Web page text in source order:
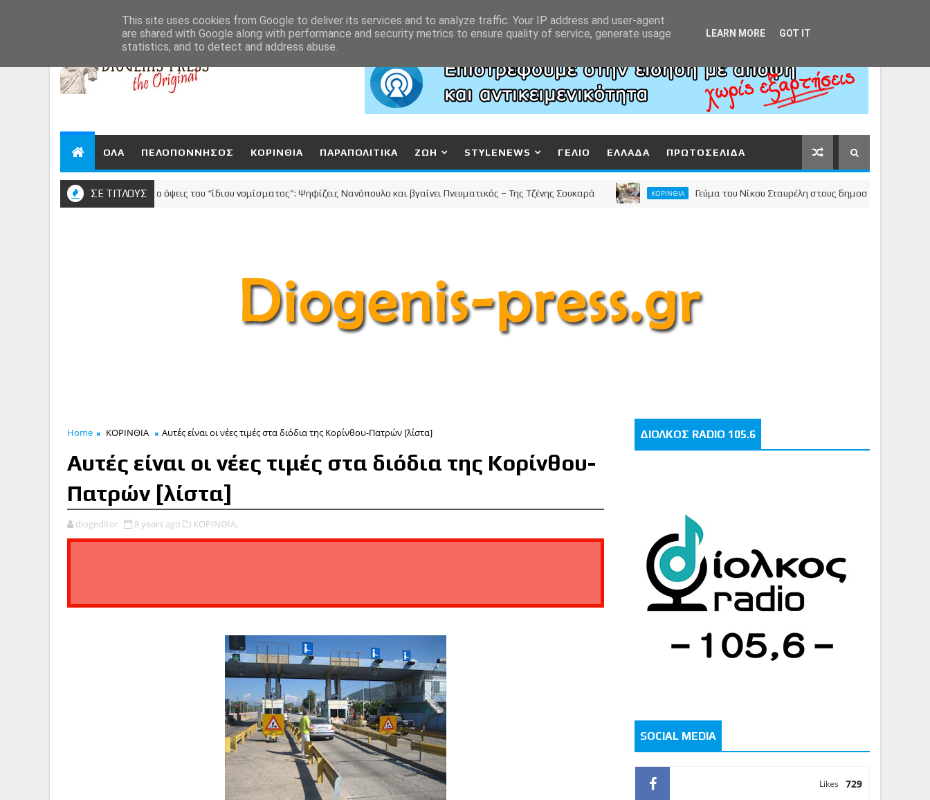
ΟΛΑ ΠΕΛΟΠΟΝΝΗΣΟΣ ΚΟΡΙΝΘΙΑ ΠΑΡΑΠΟΛΙΤΙΚΑ ΖΩΗ STYLENEWS ΓΕΛΙΟ ΕΛΛΑΔΑ ΠΡΩΤΟΣΕΛΙΔΑ
ΣΕ ΤΙΤΛΟΥΣ
ΚΟΡΙΝΘΙΑ Οι δυο όψεις του “ίδιου νομίσματος”: Ψηφίζεις Νανόπουλο και βγαίνει Πνευματικός – Της Τζένης Σουκαρά ΚΟΡΙΝΘΙΑ Γεύμα του Νίκου Σταυρέλη στους δημοσιογράφους της
Home ΚΟΡΙΝΘΙΑ Αυτές είναι οι νέες τιμές στα διόδια της Κορίνθου-Πατρών [λίστα]
Αυτές είναι οι νέες τιμές στα διόδια της Κορίνθου-
Πατρών [λίστα]
diogeditor 8 years ago ΚΟΡΙΝΘΙΑ,
ΔΙΟΛΚΟΣ RADIO 105.6
SOCIAL MEDIA
729
Likes
This site uses cookies from Google to deliver its services and to analyze traffic. Your IP address and user-agent
are shared with Google along with performance and security metrics to ensure quality of service, generate usage
statistics, and to detect and address abuse.
LEARN MORE GOT IT